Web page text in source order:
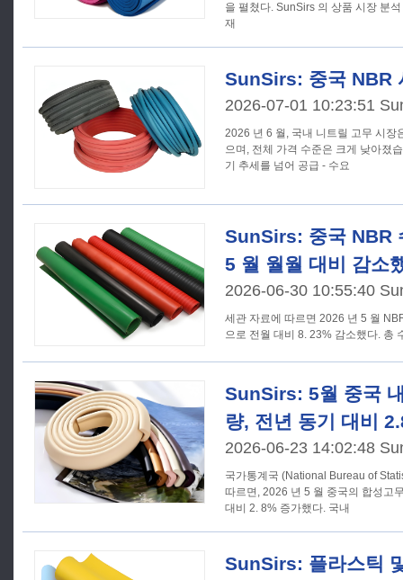
을 펼쳤다. SunSirs 의 상품 시장 분
재
SunSirs: 중국 NBR
2026-07-01 10:23:51
2026 년 6 월, 국내 니트릴 고무 시장
으며, 전체 가격 수준은 크게 낮아졌
기 추세를 넘어 공급 - 수요
SunSirs: 중국 NBR
5 월 월월 대비 감소
2026-06-30 10:55:40
세관 자료에 따르면 2026 년 5 월
으로 전
SunSirs: 5월 중국
량, 전년 동기 대비
2026-06-23 14:02:48
국가통계국 (National Bureau of
따르면, 2026 년 5 월 중국의 합성고
대비 2. 8% 증가했다. 국내
SunSirs: 플라스틱